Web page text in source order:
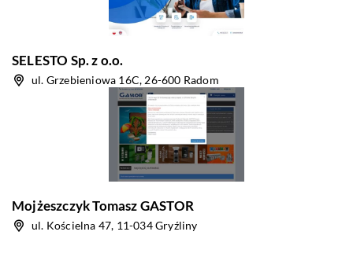
SELESTO Sp. z o.o.
ul. Grzebieniowa 16C, 26-600 Radom
Mojżeszczyk Tomasz GASTOR
ul. Kościelna 47, 11-034 Gryźliny